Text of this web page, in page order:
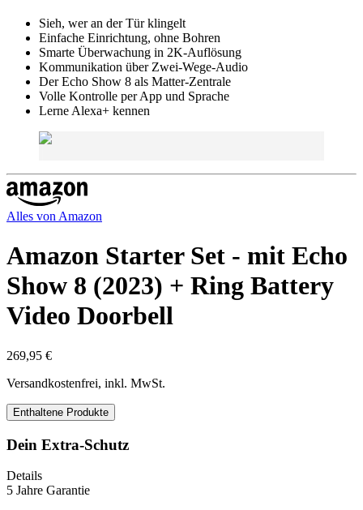
Sieh, wer an der Tür klingelt
Einfache Einrichtung, ohne Bohren
Smarte Überwachung in 2K-Auflösung
Kommunikation über Zwei-Wege-Audio
Der Echo Show 8 als Matter-Zentrale
Volle Kontrolle per App und Sprache
Lerne Alexa+ kennen
Alles von Amazon
Amazon Starter Set - mit Echo
Show 8 (2023) + Ring Battery
Video Doorbell
269,95 €
Versandkostenfrei, inkl. MwSt.
Enthaltene Produkte
Dein Extra-Schutz
Details
5 Jahre Garantie